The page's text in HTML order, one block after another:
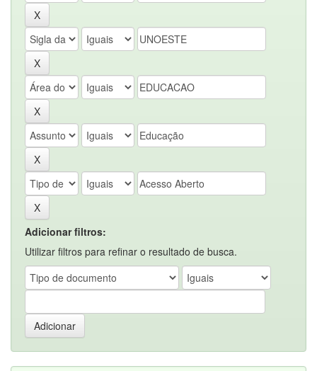
Adicionar filtros:
Utilizar filtros para refinar o resultado de busca.